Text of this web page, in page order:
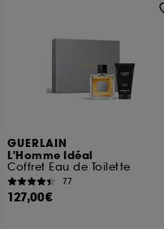
GUERLAIN
L'Homme Idéal
Coffret Eau de Toilette
77
127,00€